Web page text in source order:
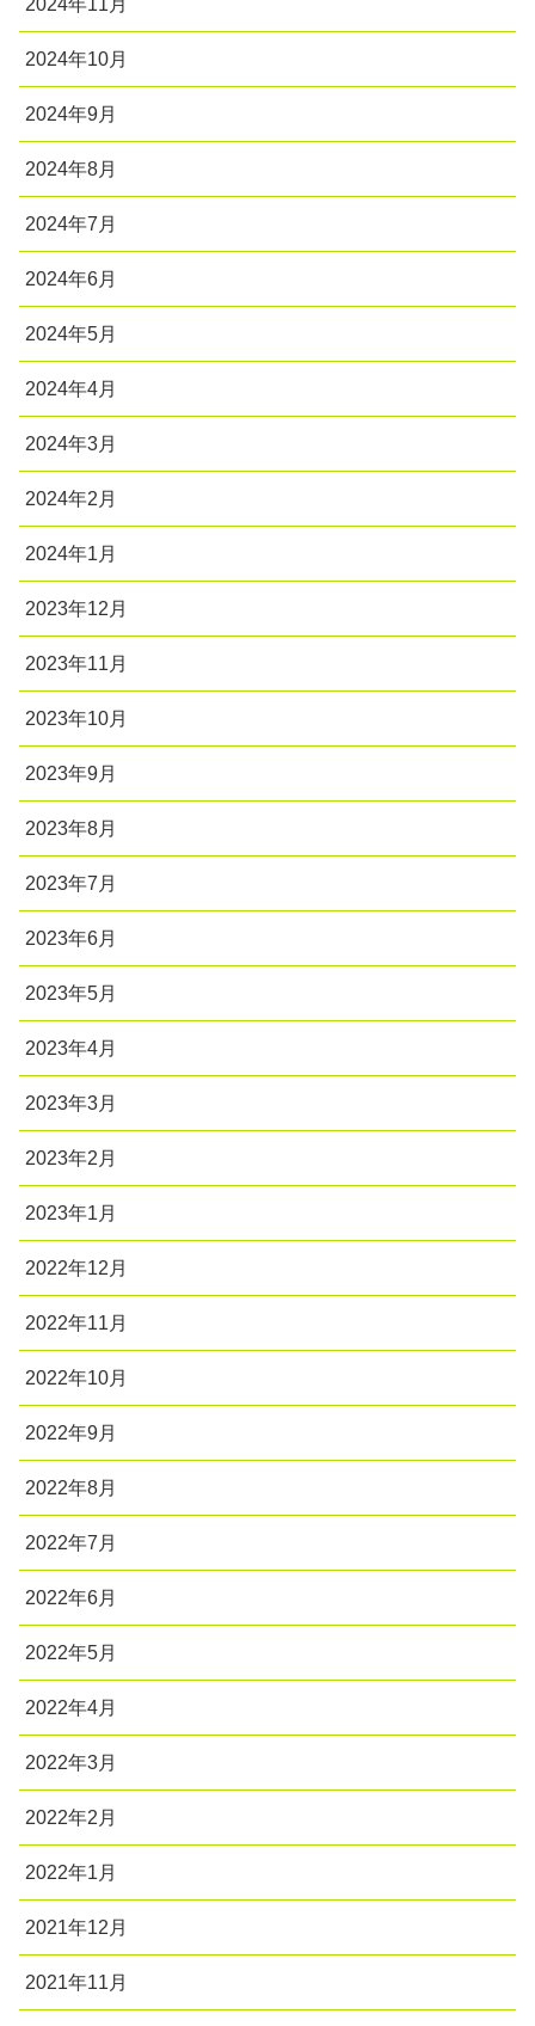
2024年11月
2024年10月
2024年9月
2024年8月
2024年7月
2024年6月
2024年5月
2024年4月
2024年3月
2024年2月
2024年1月
2023年12月
2023年11月
2023年10月
2023年9月
2023年8月
2023年7月
2023年6月
2023年5月
2023年4月
2023年3月
2023年2月
2023年1月
2022年12月
2022年11月
2022年10月
2022年9月
2022年8月
2022年7月
2022年6月
2022年5月
2022年4月
2022年3月
2022年2月
2022年1月
2021年12月
2021年11月